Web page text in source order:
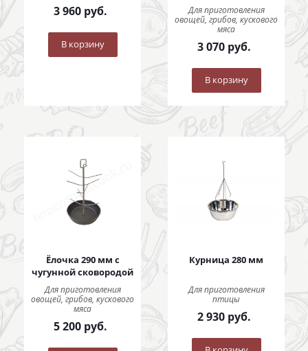
3 960руб.
В корзину
Для приготовления
овощей, грибов, кускового
мяса
3 070руб.
В корзину
Ёлочка 290 мм с
чугунной сковородой
Для приготовления
овощей, грибов, кускового
мяса
5 200руб.
Курница 280 мм
Для приготовления
птицы
2 930руб.